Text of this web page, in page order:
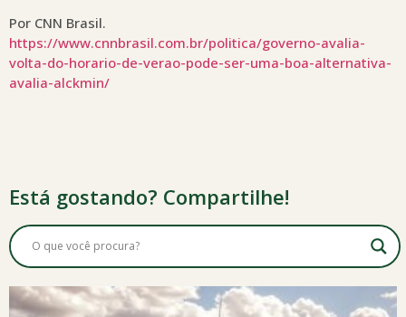
Por CNN Brasil.
https://www.cnnbrasil.com.br/politica/governo-avalia-
volta-do-horario-de-verao-pode-ser-uma-boa-alternativa-
avalia-alckmin/
Está gostando? Compartilhe!